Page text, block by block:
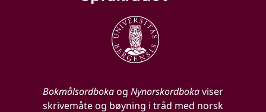
Bokmålsordbokaog Nynorskordbokaviser
skrivemåte og bøyning i tråd med norsk